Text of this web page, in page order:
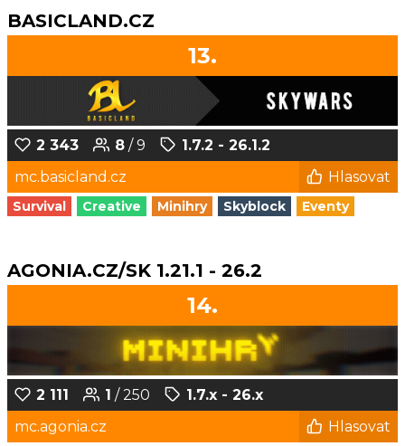
BASICLAND.CZ
13.
2 343 8 / 9
1.7.2 - 26.1.2
mc.basicland.cz
Hlasovat
Survival Creative Minihry Skyblock Eventy
AGONIA.CZ/SK 1.21.1 - 26.2
14.
2 111 1 / 250
1.7.x - 26.x
mc.agonia.cz
Hlasovat